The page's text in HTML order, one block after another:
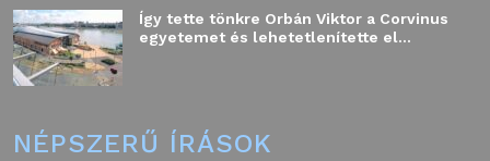
Így tette tönkre Orbán Viktor a Corvinus
egyetemet és lehetetlenítette el...
NÉPSZERŰ ÍRÁSOK